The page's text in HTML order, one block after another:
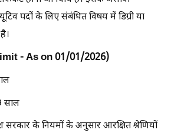
पदों के लिए संबंधित विषय में डिग्री या
- As on 01/01/2026)
साल
सरकार के नियमों के अनुसार आरक्षित श्रेणियों